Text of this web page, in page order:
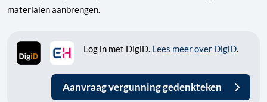
materialen aanbrengen.
Log in met DigiD. Lees meer over DigiD.
Aanvraag vergunning gedenkteken